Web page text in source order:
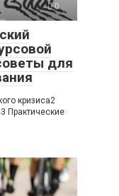
0
для
кризиса2
Практические